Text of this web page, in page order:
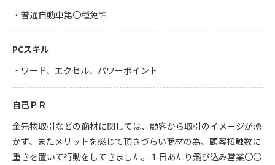
・普通自動車第〇種免許
PCスキル
・ワード、エクセル、パワーポイント
自己ＰＲ
金先物取引などの商材に関しては、顧客から取引のイメージが湧
かず、またメリットを感じて頂きづらい商材の為、顧客接触数に
重きを置いて行動をしてきました。１日あたり飛び込み営業〇〇